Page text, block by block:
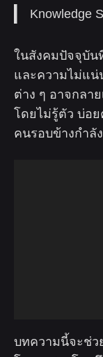
Knowledge
ในสังคมปัจจุบัน
และความไม่แน่
ต่าง ๆ อาจกลา
โดยไม่รู้ตัว บ่อ
คนรอบข้างกำลั
บทความนี้จะช่ว